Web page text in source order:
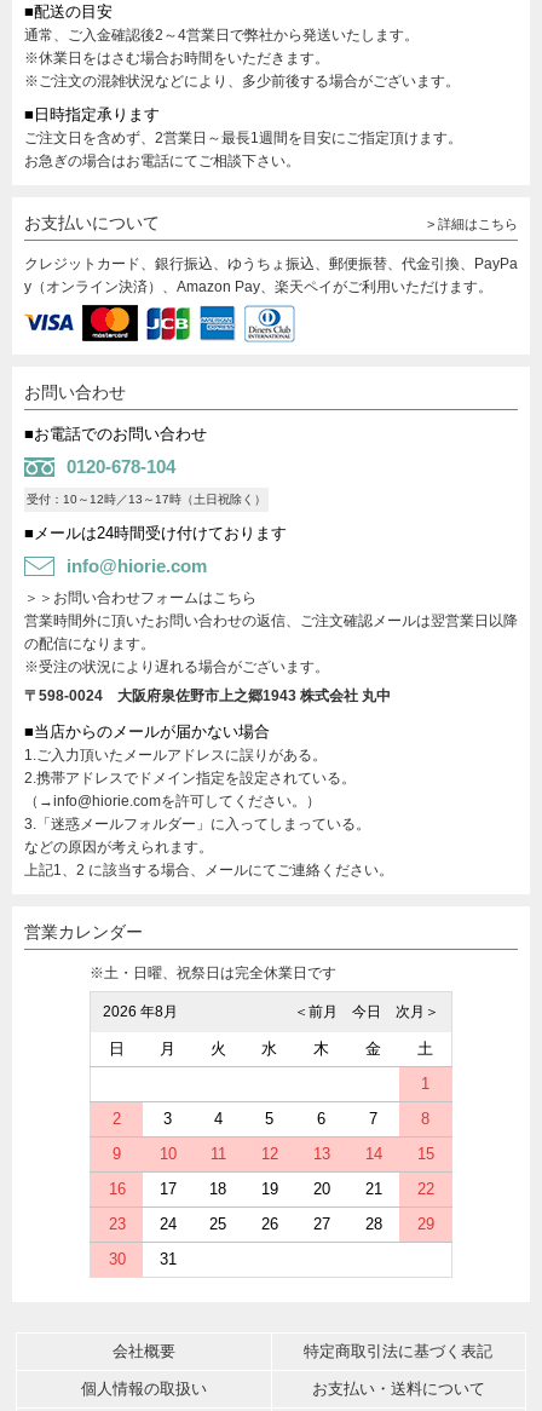
■配送の目安
通常、ご入金確認後2～4営業日で弊社から発送いたします。
※休業日をはさむ場合お時間をいただきます。
※ご注文の混雑状況などにより、多少前後する場合がございます。
■日時指定承ります
ご注文日を含めず、2営業日～最長1週間を目安にご指定頂けます。
お急ぎの場合はお電話にてご相談下さい。
お支払いについて > 詳細はこちら
クレジットカード、銀行振込、ゆうちょ振込、郵便振替、代金引換、PayPa
y（オンライン決済）、Amazon Pay、楽天ペイがご利用いただけます。
お問い合わせ
■お電話でのお問い合わせ
0120-678-104
受付：10～12時／13～17時（土日祝除く）
■メールは24時間受け付けております
info@hiorie.com
＞＞お問い合わせフォームはこちら
営業時間外に頂いたお問い合わせの返信、ご注文確認メールは翌営業日以降
の配信になります。
※受注の状況により遅れる場合がございます。
〒598-0024 大阪府泉佐野市上之郷1943 株式会社 丸中
■当店からのメールが届かない場合
1.ご入力頂いたメールアドレスに誤りがある。
2.携帯アドレスでドメイン指定を設定されている。
（→info@hiorie.comを許可してください。）
3.「迷惑メールフォルダー」に入ってしまっている。
などの原因が考えられます。
上記1、2 に該当する場合、メールにてご連絡ください。
営業カレンダー
※土・日曜、祝祭日は完全休業日です
2026 年8月 次月＞
今日
＜前月
日 月 火 水 木 金
土
1
2
3 4 5 6 7
8
9
10 11 12 13 14
15
16
17 18 19 20 21
22
23
24 25 26 27 28
29
30
31
会社概要 特定商取引法に基づく表記
個人情報の取扱い お支払い・送料について